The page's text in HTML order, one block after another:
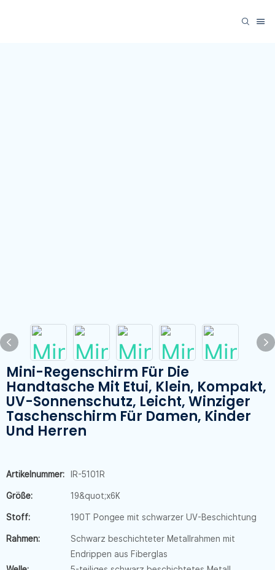
Mini-Regenschirm Für Die
Handtasche Mit Etui, Klein, Kompakt,
UV-Sonnenschutz, Leicht, Winziger
Taschenschirm Für Damen, Kinder
Und Herren
Artikelnummer: IR-5101R
Größe: 19&quot;x6K
Stoff: 190T Pongee mit schwarzer UV-Beschichtung
Rahmen:
Schwarz beschichteter Metallrahmen mit
Endrippen aus Fiberglas